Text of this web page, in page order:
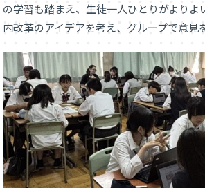
の学習も踏まえ、生徒一人ひとりがよりよ
内改革のアイデアを考え、グループで意見